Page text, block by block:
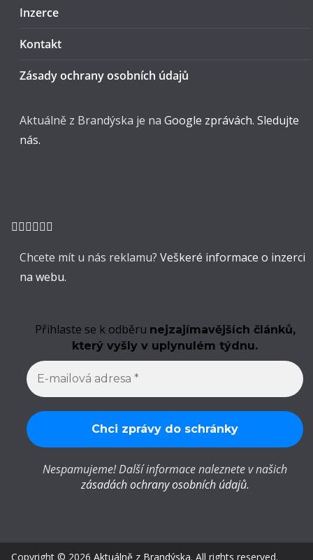
Inzerce
Kontakt
Zásady ochrany osobních údajů
Aktuálně z Brandýska je na Google zprávách. Sledujte
nás.
Chcete mít u nás reklamu? Veškeré informace o inzerci
na webu.
Přihlaste se k odběru nejzajímavějších článků,
který vyšly v uplynulém týdnu.
Nespamujeme! Další informace naleznete v našich
zásadách ochrany osobních údajů.
Copyright © 2026 Aktuálně z Brandýska. All rights reserved.